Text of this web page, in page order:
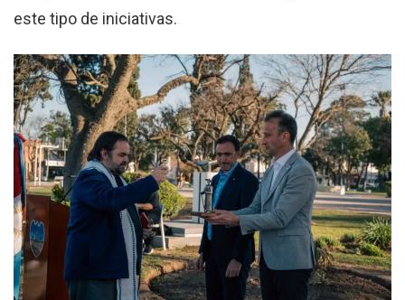
este tipo de iniciativas.